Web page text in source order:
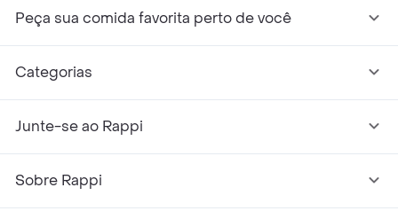
Peça sua comida favorita perto de você
Categorias
Junte-se ao Rappi
Sobre Rappi